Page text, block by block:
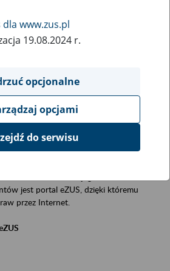
eZUS
jest portal eZUS, dzięki któremu
przez Internet.
www.zus.pl
19.08.2024 r.
opcjonalne
opcjami
do serwisu